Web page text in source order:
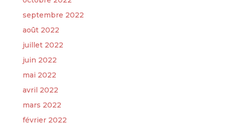
septembre 2022
août 2022
juillet 2022
juin 2022
mai 2022
avril 2022
mars 2022
février 2022